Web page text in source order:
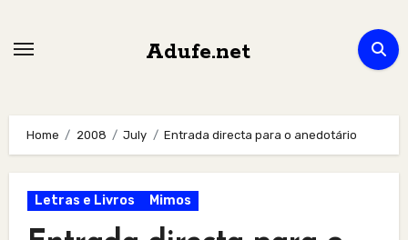
Adufe.net
Home 2008 July Entrada directa para o anedotário
Letras e Livros Mimos